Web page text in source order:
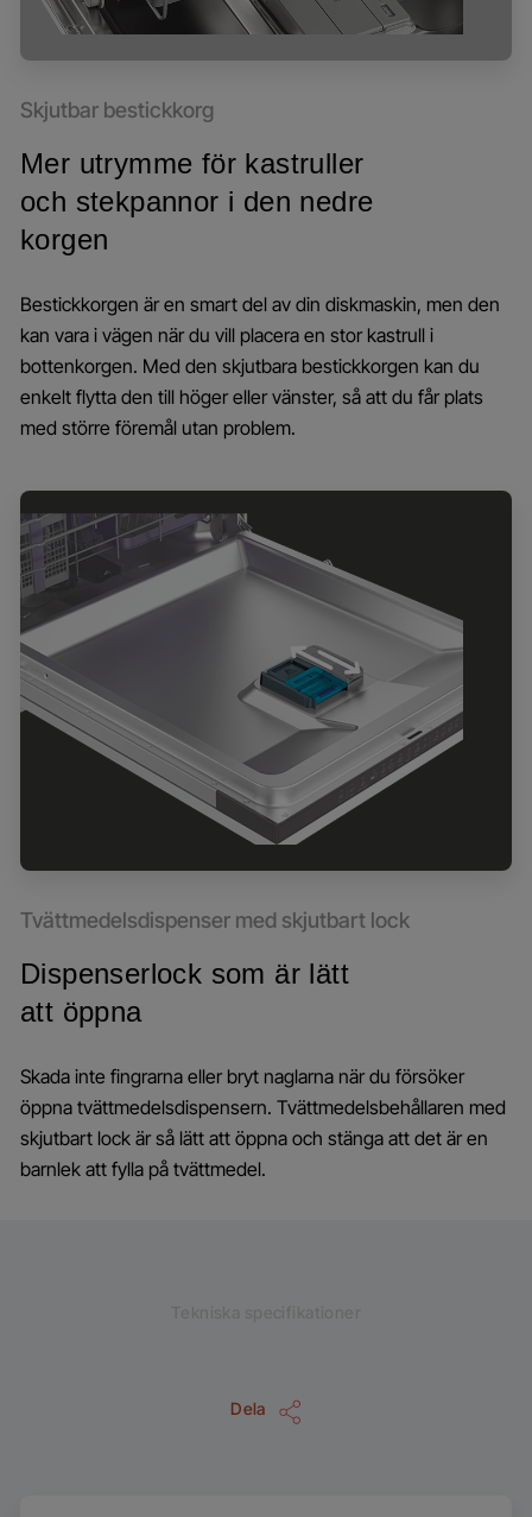
Skjutbar bestickkorg
Mer utrymme för kastruller
och stekpannor i den nedre
korgen
Bestickkorgen är en smart del av din diskmaskin, men den
kan vara i vägen när du vill placera en stor kastrull i
bottenkorgen. Med den skjutbara bestickkorgen kan du
enkelt flytta den till höger eller vänster, så att du får plats
med större föremål utan problem.
Tvättmedelsdispenser med skjutbart lock
Dispenserlock som är lätt
att öppna
Skada inte fingrarna eller bryt naglarna när du försöker
öppna tvättmedelsdispensern. Tvättmedelsbehållaren med
skjutbart lock är så lätt att öppna och stänga att det är en
barnlek att fylla på tvättmedel.
Dela